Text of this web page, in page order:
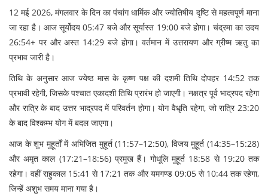
12 मई 2026, मंगलवार के दिन का पंचांग धार्मिक और ज्योतिषीय दृष्टि से महत्वपूर्ण माना
जा रहा है। आज सूर्योदय 05:47 बजे और सूर्यास्त 19:00 बजे होगा। चंद्रमा का उदय
26:54+ पर और अस्त 14:29 बजे होगा। वर्तमान में उत्तरायण और ग्रीष्म ऋतु का
प्रभाव जारी है।
तिथि के अनुसार आज ज्येष्ठ मास के कृष्ण पक्ष की दशमी तिथि दोपहर 14:52 तक
प्रभावी रहेगी, जिसके पश्चात एकादशी तिथि प्रारंभ हो जाएगी। नक्षत्र पूर्व भाद्रपद रहेगा
और रात्रि के बाद उत्तर भाद्रपद में परिवर्तन होगा। योग वैधृति रहेगा, जो रात्रि 23:20
के बाद विश्कम्भ योग में बदल जाएगा।
आज के शुभ मुहूर्तों में अभिजित मुहूर्त (11:57–12:50), विजय मुहूर्त (14:35–15:28)
और अमृत काल (17:21–18:56) प्रमुख हैं। गोधूलि मुहूर्त 18:58 से 19:20 तक
रहेगा। वहीं राहुकाल 15:41 से 17:21 तक और यमगण्ड 09:05 से 10:44 तक रहेगा,
जिन्हें अशुभ समय माना गया है।